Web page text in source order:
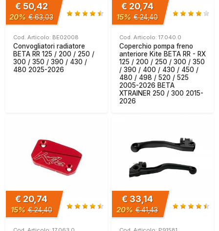
€ 50,42
20% € 63,03
Cod. Articolo: BE02008
Convogliatori radiatore
BETA RR 125 / 200 / 250 /
300 / 350 / 390 / 430 /
480 2025-2026
€ 20,74
15% € 24,40
Cod. Articolo: 17.040.0
Coperchio pompa freno
anteriore Kite BETA RR - RX
125 / 200 / 250 / 300 / 350
/ 390 / 400 / 430 / 450 /
480 / 498 / 520 / 525
2005-2026 BETA
XTRAINER 250 / 300 2015-
2026
€ 20,74
15% € 24,40
€ 33,14
20% € 41,43